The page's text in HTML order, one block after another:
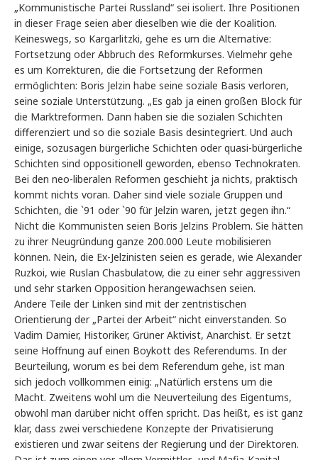
„Kommunistische Partei Russland“ sei isoliert. Ihre Positionen
in dieser Frage seien aber dieselben wie die der Koalition.
Keineswegs, so Kargarlitzki, gehe es um die Alternative:
Fortsetzung oder Abbruch des Reformkurses. Vielmehr gehe
es um Korrekturen, die die Fortsetzung der Reformen
ermöglichten: Boris Jelzin habe seine soziale Basis verloren,
seine soziale Unterstützung. „Es gab ja einen großen Block für
die Marktreformen. Dann haben sie die sozialen Schichten
differenziert und so die soziale Basis desintegriert. Und auch
einige, sozusagen bürgerliche Schichten oder quasi-bürgerliche
Schichten sind oppositionell geworden, ebenso Technokraten.
Bei den neo-liberalen Reformen geschieht ja nichts, praktisch
kommt nichts voran. Daher sind viele soziale Gruppen und
Schichten, die `91 oder `90 für Jelzin waren, jetzt gegen ihn.“
Nicht die Kommunisten seien Boris Jelzins Problem. Sie hätten
zu ihrer Neugründung ganze 200.000 Leute mobilisieren
können. Nein, die Ex-Jelzinisten seien es gerade, wie Alexander
Ruzkoi, wie Ruslan Chasbulatow, die zu einer sehr aggressiven
und sehr starken Opposition herangewachsen seien.
Andere Teile der Linken sind mit der zentristischen
Orientierung der „Partei der Arbeit“ nicht einverstanden. So
Vadim Damier, Historiker, Grüner Aktivist, Anarchist. Er setzt
seine Hoffnung auf einen Boykott des Referendums. In der
Beurteilung, worum es bei dem Referendum gehe, ist man
sich jedoch vollkommen einig: „Natürlich erstens um die
Macht. Zweitens wohl um die Neuverteilung des Eigentums,
obwohl man darüber nicht offen spricht. Das heißt, es ist ganz
klar, dass zwei verschiedene Konzepte der Privatisierung
existieren und zwar seitens der Regierung und der Direktoren.